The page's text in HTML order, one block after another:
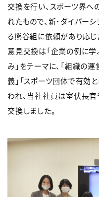
交換を行い、スポーツ界へ
れたもので、新・ダイバー
る熊谷組に依頼があり応じ
意見交換は「企業の例に
み」をテーマに、「組織の
義」「スポーツ団体で有効
われ、当社社員は室伏長
交換しました。